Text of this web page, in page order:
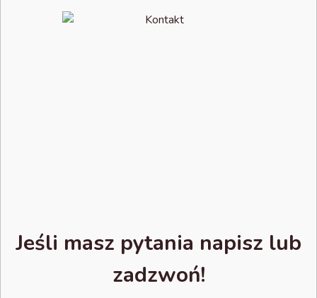
Jeśli masz pytania napisz lub
zadzwoń!